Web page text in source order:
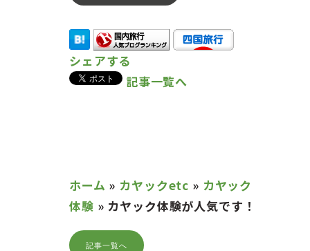
シェアする
記事一覧へ
ホーム » カヤックetc » カヤック
体験 » カヤック体験が人気です！
記事一覧へ